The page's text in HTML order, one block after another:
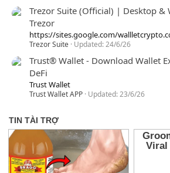
Trezor Suite (Official) | Desktop &
Trezor
https://sites.google.com/
Trezor Suite Updated:24/6/26
Trust® Wallet - Download Wallet
DeFi
Trust Wallet
Trust Wallet APP Updated:23/6/26